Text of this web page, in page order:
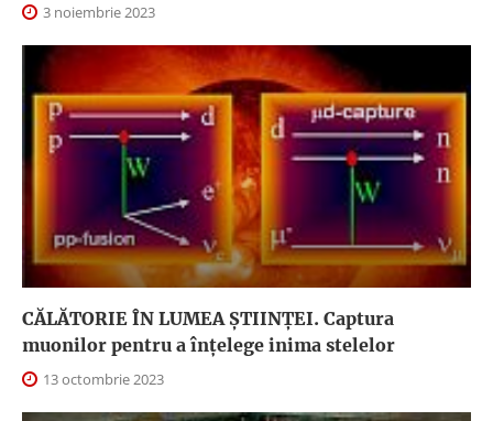
3 noiembrie 2023
CĂLĂTORIE ÎN LUMEA ŞTIINŢEI. Captura
muonilor pentru a înțelege inima stelelor
13 octombrie 2023